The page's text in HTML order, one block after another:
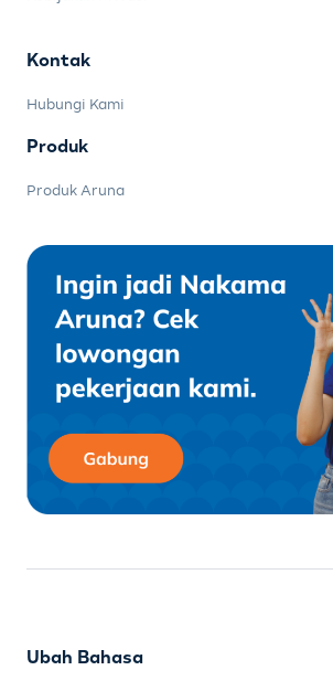
Kontak
Hubungi Kami
Produk
Produk Aruna
Ubah Bahasa